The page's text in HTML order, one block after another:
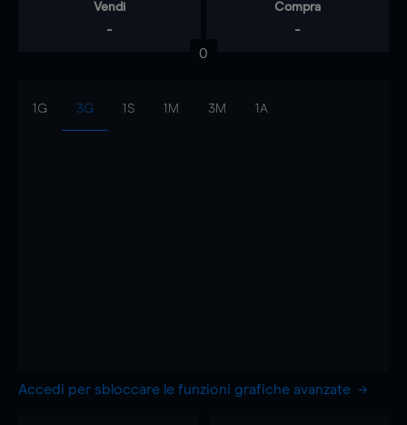
Vendi
-
Compra
-
0
1G 3G 1S 1M 3M 1A
Accedi per sbloccare le funzioni grafiche avanzate